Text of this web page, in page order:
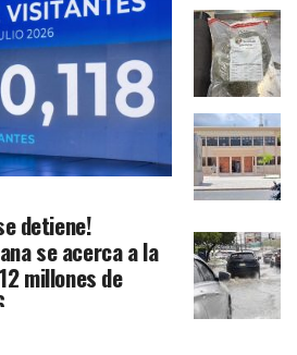
detiene!
se acerca a la
millones de